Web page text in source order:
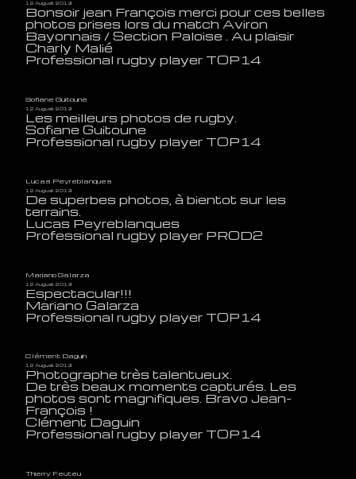
12 August 2019
Bonsoir jean François merci pour ces belles
photos prises lors du match Aviron
Bayonnais / Section Paloise . Au plaisir
Charly Malié
Professional rugby player TOP14
Sofiane Guitoune
12 August 2019
Les meilleurs photos de rugby.
Sofiane Guitoune
Professional rugby player TOP14
Lucas Peyreblanques
12 August 2019
De superbes photos, à bientot sur les
terrains.
Lucas Peyreblanques
Professional rugby player PROD2
Mariano Galarza
12 August 2019
Espectacular!!!
Mariano Galarza
Professional rugby player TOP14
Clément Daguin
12 August 2019
Photographe très talentueux.
De très beaux moments capturés. Les
photos sont magnifiques. Bravo Jean-
François !
Clément Daguin
Professional rugby player TOP14
Thierry Feuteu